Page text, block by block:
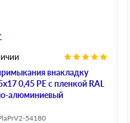
внакладку
0,45 PE с пленкой RAL
алюминиевый
54180